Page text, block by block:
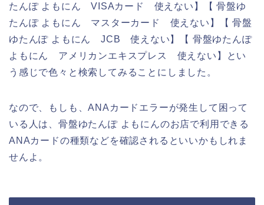
たんぽ よもにん VISAカード 使えない】【 骨盤ゆ
たんぽ よもにん マスターカード 使えない】【 骨盤
ゆたんぽ よもにん JCB 使えない】【 骨盤ゆたんぽ
よもにん アメリカンエキスプレス 使えない】とい
う感じで色々と検索してみることにしました。
なので、もしも、ANAカードエラーが発生して困って
いる人は、骨盤ゆたんぽ よもにんのお店で利用できる
ANAカードの種類などを確認されるといいかもしれま
せんよ。